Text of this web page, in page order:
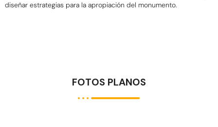
diseñar estrategias para la apropiación del monumento.
FOTOS PLANOS